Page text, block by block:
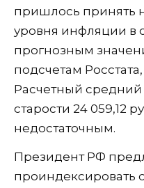
пришлось принять
уровня инфляции в
прогнозным
подсчетам
Расчетный
старости 24 059,12
недостаточным.
Президент РФ
проиндексировать